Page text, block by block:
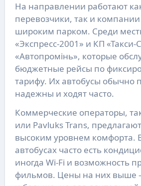
На направлении работают
перевозчики, так и компании
широким парком. Среди
«Экспресс-2001» и КП
«Автопромінь», которые
бюджетные рейсы по
тарифу. Их автобусы обычно
надежны и ходят часто.
Коммерческие операторы,
или Pavluks Trans,
высоким уровнем комфорта.
автобусах часто есть
иногда Wi-Fi и возможность
фильмов. Цены на них выше